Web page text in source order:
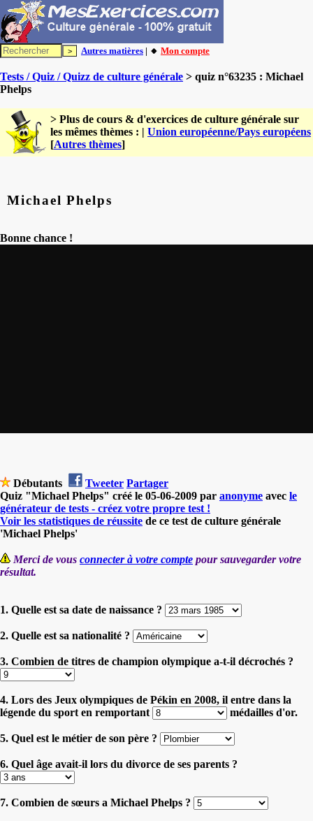
Autres matières | 🔸 Mon compte
Tests / Quiz / Quizz de culture générale > quiz n°63235 : Michael
Phelps
> Plus de cours & d'exercices de culture générale sur
les mêmes thèmes : | Union européenne/Pays européens
[Autres thèmes]
Michael Phelps
Bonne chance !
Débutants Tweeter Partager
Quiz "Michael Phelps" créé le 05-06-2009 par anonyme avec le
générateur de tests - créez votre propre test !
Voir les statistiques de réussite de ce test de culture générale
'Michael Phelps'
Merci de vous connecter à votre compte pour sauvegarder votre
résultat.
1. Quelle est sa date de naissance ?
2. Quelle est sa nationalité ?
3. Combien de titres de champion olympique a-t-il décrochés ?
4. Lors des Jeux olympiques de Pékin en 2008, il entre dans la
légende du sport en remportant
médailles d'or.
5. Quel est le métier de son père ?
6. Quel âge avait-il lors du divorce de ses parents ?
7. Combien de sœurs a Michael Phelps ?